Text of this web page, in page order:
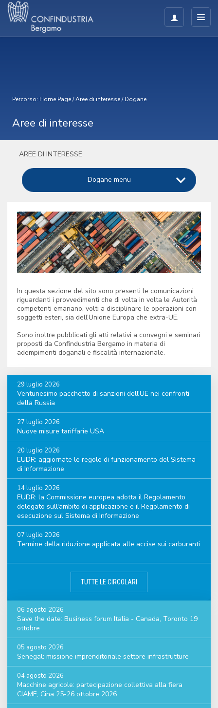
Percorso: Home Page/Aree di interesse/Dogane
Aree di interesse
AREE DI INTERESSE
Dogane menu
In questa sezione del sito sono presenti le comunicazioni
riguardanti i provvedimenti che di volta in volta le Autorità
competenti emanano, volti a disciplinare le operazioni con
soggetti esteri, sia dell’Unione Europa che extra-UE.
Sono inoltre pubblicati gli atti relativi a convegni e seminari
proposti da Confindustria Bergamo in materia di
adempimenti doganali e fiscalità internazionale.
29 luglio 2026
Ventunesimo pacchetto di sanzioni dell'UE nei confronti
della Russia
27 luglio 2026
Nuove misure tariffarie USA
20 luglio 2026
EUDR: aggiornate le regole di funzionamento del Sistema
di Informazione
14 luglio 2026
EUDR: la Commissione europea adotta il Regolamento
delegato sull'ambito di applicazione e il Regolamento di
esecuzione sul Sistema di Informazione
07 luglio 2026
Termine della riduzione applicata alle accise sui carburanti
TUTTE LE CIRCOLARI
06 agosto 2026
Save the date: Business forum Italia - Canada, Toronto 19
ottobre
05 agosto 2026
Senegal: missione imprenditoriale settore infrastrutture
04 agosto 2026
Macchine agricole: partecipazione collettiva alla fiera
CIAME, Cina 25-26 ottobre 2026